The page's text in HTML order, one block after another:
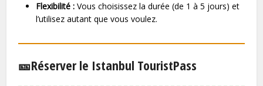
Flexibilité : Vous choisissez la durée (de 1 à 5 jours) et
l’utilisez autant que vous voulez.
🎫Réserver le Istanbul TouristPass